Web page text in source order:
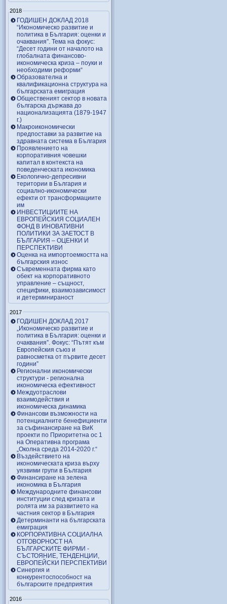
2018
ГОДИШЕН ДОКЛАД 2018
“Икономическо развитие и
политика в България: оценки и
очаквания”. Тема на фокус:
“Десет години от началото на
глобалната финансово-
икономическа криза – поуки и
необходими реформи“
Образователна и
квалификационна структура на
българската емиграция
Общественият сектор в новата
българска държава до
национализацията (1879-1947
г.)
Макроикономически
предпоставки за развитие на
здравната система в България
Проявлението на
корпоративния човешки
капитал в контекста на
поведенческата икономика
Екологично-депресивни
територии в България и
социално-икономически
ефекти от трансформациите
им
ИНВЕСТИЦИИТЕ НА
ЕВРОПЕЙСКИЯ СОЦИАЛЕН
ФОНД В ИНОВАТИВНИ
ПОЛИТИКИ ЗА ЗАЕТОСТ В
БЪЛГАРИЯ – OЦЕНКИ И
ПЕРСПЕКТИВИ
Оценка на импортоемкостта на
българския износ
Съвременната фирма като
обект на корпоративното
управление – същност,
специфики, взаимозависимост
и детерминираност
2017
ГОДИШЕН ДОКЛАД 2017
„Икономическо развитие и
политика в България: оценки и
очаквания”. Фокус: “Пътят към
Европейския съюз и
равносметка от първите десет
години”
Регионални икономически
структури - регионална
икономическа ефективност
Междуотраслови
взаимодействия и
икономическа динамика
Финансови възможности на
потенциалните бенефициенти
за съфинансиране на ВиК
проекти по Приоритетна ос 1
на Оперативна програма
„Околна среда 2014-2020 г.“
Въздействието на
икономическата криза върху
уязвими групи в България
Финансиране на зелена
икономика в България
Международните финансови
институции след кризата и
ролята им за развитието на
частния сектор в България
Детерминанти на българската
емиграция
КОРПОРАТИВНА СОЦИАЛНА
ОТГОВОРНОСТ НА
БЪЛГАРСКИТЕ ФИРМИ -
СЪСТОЯНИЕ, ТЕНДЕНЦИИ,
ЕВРОПЕЙСКИ ПЕРСПЕКТИВИ
Синергия и
конкурентоспособност на
българските предприятия
2016